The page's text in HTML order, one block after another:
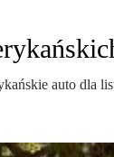
auto dla